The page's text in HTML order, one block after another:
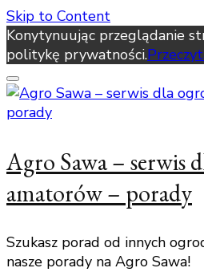
Skip to Content
Konytynuując przeglądanie
politykę prywatności.
Agro Sawa – serwis
amatorów – porady
Szukasz porad od innych
nasze porady na Agro Sawa!